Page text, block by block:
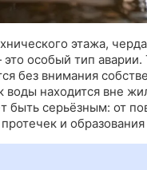
этажа,
особый тип аварии.
без внимания
воды находится вне
быть серьёзным: от
и